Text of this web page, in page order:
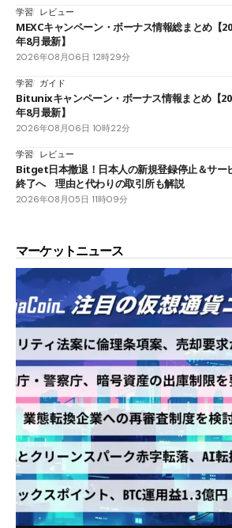
学習 レビュー
MEXCキャンペーン・ボーナス情報総まとめ【
年8月最新】
2026年08月06日 12時29分
学習 ガイド
Bitunixキャンペーン・ボーナス情報まとめ【
年8月最新】
2026年08月06日 10時22分
学習 レビュー
Bitget日本撤退！日本人の新規登録停止＆サー
終了へ 理由と代わりの取引所も解説
2026年08月05日 11時09分
マーケットニュース